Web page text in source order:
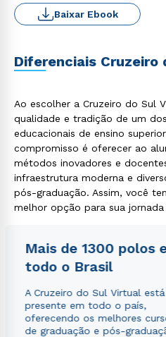
Baixar Ebook
Diferenciais Cruzeiro
Ao escolher a Cruzeiro do Sul
qualidade e tradição de um
educacionais de ensino
compromisso é oferecer ao
métodos inovadores e
infraestrutura moderna e
pós-graduação. Assim, você
melhor opção para sua jornada
Mais de 1300 polos
todo o Brasil
A Cruzeiro do Sul Virtual está
presente em todo o país,
oferecendo os melhores
de graduação e pós-
Rápido e fácil
WhatsApp
ou